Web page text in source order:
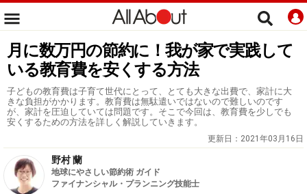
月に数万円の節約に！我が家で実践して
いる教育費を安くする方法
子どもの教育費は子育て世代にとって、とても大きな出費で、家計に大
きな負担がかかります。教育費は無駄遣いではないので難しいのです
が、家計を圧迫していては問題です。そこで今回は、教育費を少しでも
安くするための方法を詳しく解説していきます。
更新日： 2021年03月16日
野村 蘭
地球にやさしい節約術 ガイド
ファイナンシャル・プランニング技能士